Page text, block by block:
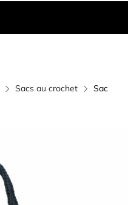
Sacs au crochet
Sac